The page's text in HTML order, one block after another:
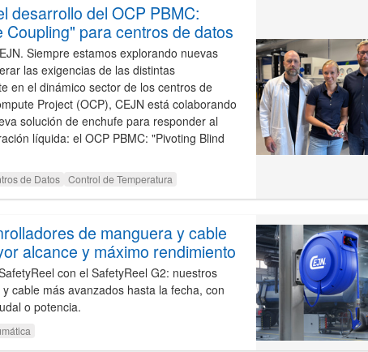
desarrollo del OCP PBMC:
Coupling" para centros de datos
Siempre estamos explorando nuevas
las exigencias de las distintas
en el dinámico sector de los centros de
Project (OCP), CEJN está colaborando
solución de enchufe para responder al
líquida: el OCP PBMC: "Pivoting Blind
de Datos Control de Temperatura
de manguera y cable
alcance y máximo rendimiento
con el SafetyReel G2: nuestros
cable más avanzados hasta la fecha, con
o potencia.